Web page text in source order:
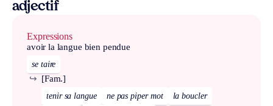
adjectif
Expressions
avoir la langue bien pendue
se taire
[Fam.]
↪
tenir sa langue ne pas piper mot
la boucler